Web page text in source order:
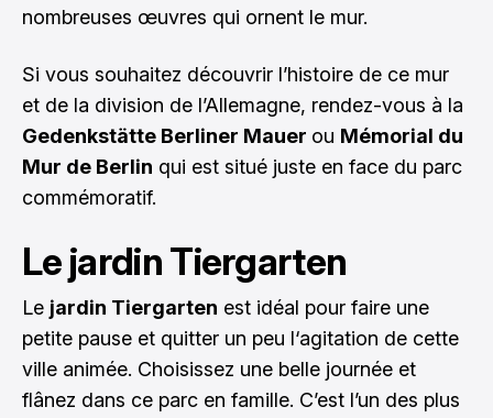
nombreuses œuvres qui ornent le mur.
Si vous souhaitez découvrir l’histoire de ce mur
et de la division de l’Allemagne, rendez-vous à la
Gedenkstätte Berliner Mauer ou Mémorial du
Mur de Berlin qui est situé juste en face du parc
commémoratif.
Le jardin Tiergarten
Le jardin Tiergarten est idéal pour faire une
petite pause et quitter un peu l‘agitation de cette
ville animée. Choisissez une belle journée et
flânez dans ce parc en famille. C’est l’un des plus